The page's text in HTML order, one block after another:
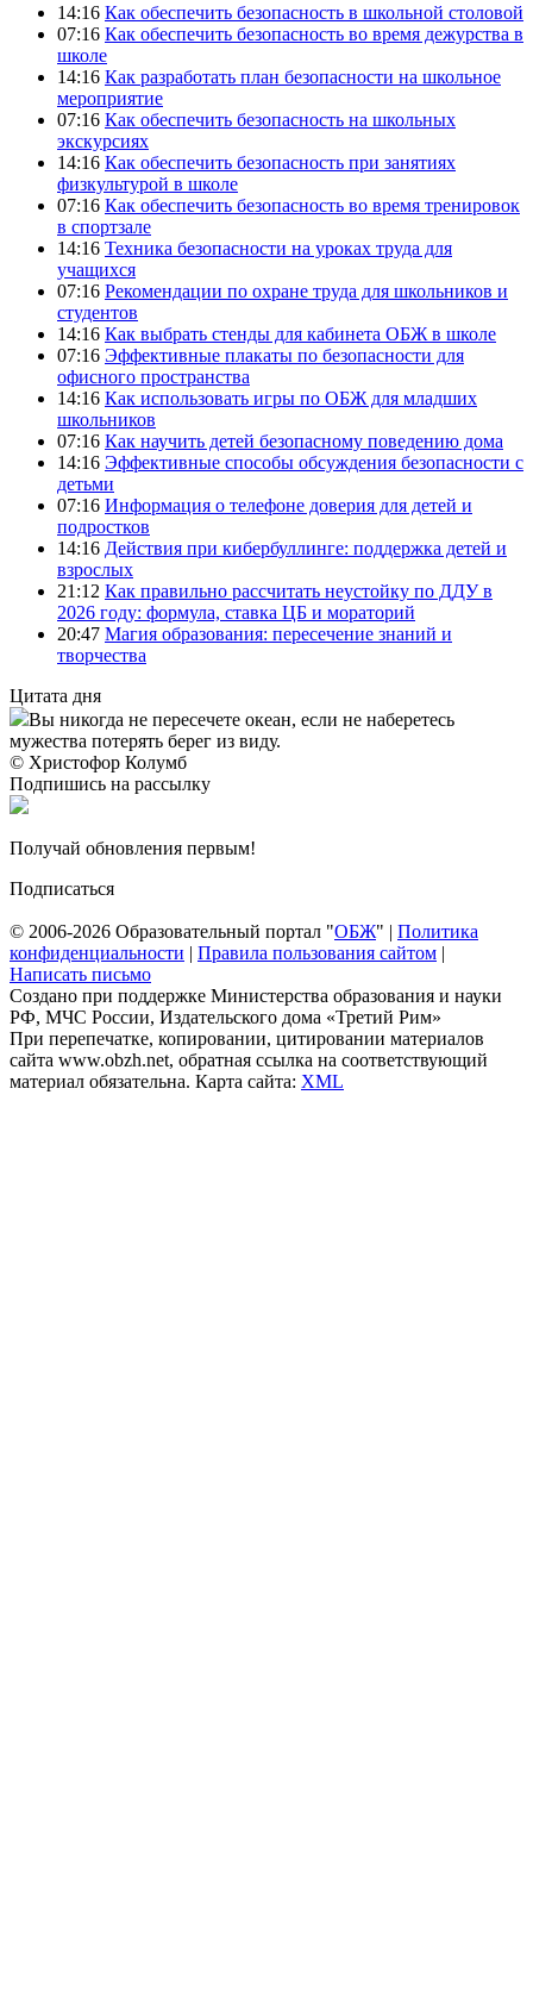
14:16 Как обеспечить безопасность в школьной столовой
07:16 Как обеспечить безопасность во время дежурства в
школе
14:16 Как разработать план безопасности на школьное
мероприятие
07:16 Как обеспечить безопасность на школьных
экскурсиях
14:16 Как обеспечить безопасность при занятиях
физкультурой в школе
07:16 Как обеспечить безопасность во время тренировок
в спортзале
14:16 Техника безопасности на уроках труда для
учащихся
07:16 Рекомендации по охране труда для школьников и
студентов
14:16 Как выбрать стенды для кабинета ОБЖ в школе
07:16 Эффективные плакаты по безопасности для
офисного пространства
14:16 Как использовать игры по ОБЖ для младших
школьников
07:16 Как научить детей безопасному поведению дома
14:16 Эффективные способы обсуждения безопасности с
детьми
07:16 Информация о телефоне доверия для детей и
подростков
14:16 Действия при кибербуллинге: поддержка детей и
взрослых
21:12 Как правильно рассчитать неустойку по ДДУ в
2026 году: формула, ставка ЦБ и мораторий
20:47 Магия образования: пересечение знаний и
творчества
Цитата дня
Вы никогда не пересечете океан, если не наберетесь
мужества потерять берег из виду.
© Христофор Колумб
Подпишись на рассылку
Получай обновления первым!
Подписаться
© 2006-2026 Образовательный портал "ОБЖ" | Политика
конфиденциальности | Правила пользования сайтом |
Написать письмо
Создано при поддержке Министерства образования и науки
РФ, МЧС России, Издательского дома «Третий Рим»
При перепечатке, копировании, цитировании материалов
сайта www.obzh.net, обратная ссылка на соответствующий
материал обязательна. Карта сайта: XML